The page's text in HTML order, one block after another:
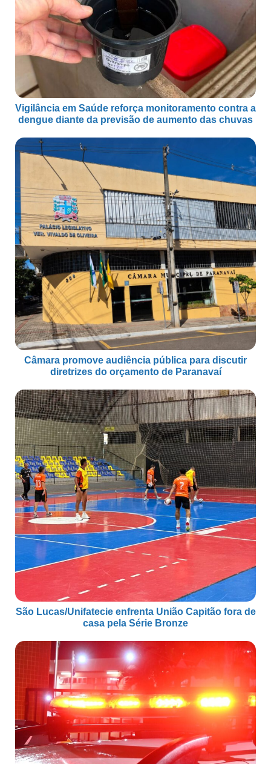
Vigilância em Saúde reforça monitoramento contra a
dengue diante da previsão de aumento das chuvas
Câmara promove audiência pública para discutir
diretrizes do orçamento de Paranavaí
São Lucas/Unifatecie enfrenta União Capitão fora de
casa pela Série Bronze